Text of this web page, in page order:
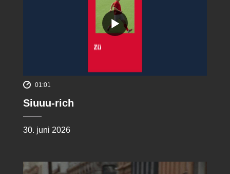
01:01
Siuuu-rich
30. juni 2026